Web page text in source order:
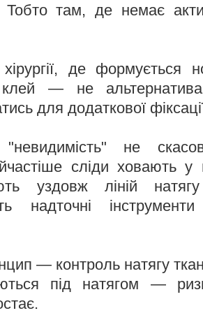
Тобто там, де немає
де формується
клей — не
для додаткової
не
сліди ховають у
уздовж ліній натягу
надточні
— контроль натягу
під натягом —